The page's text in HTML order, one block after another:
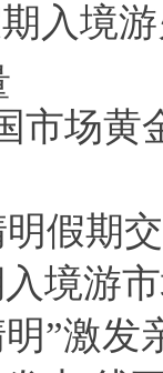
入境
市场黄
明假期
境游
”激发